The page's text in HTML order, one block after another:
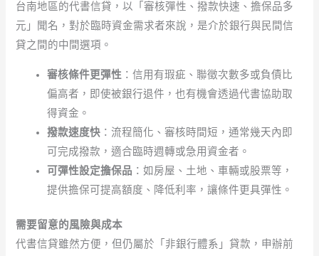
台南地區的代書信貸，以「審核彈性、撥款快速、擔保品多
元」聞名，對於臨時資金需求者來說，是介於銀行與民間信
貸之間的中間選項。
審核條件更彈性 ：信用有瑕疵、聯徵次數多或負債比
偏高者，即使被銀行退件，也有機會透過代書協助取
得資金。
撥款速度快 ：流程簡化、審核時間短，通常幾天內即
可完成撥款，適合臨時週轉或急用資金者。
可彈性設定擔保品 ：如房屋、土地、車輛或股票等，
提供擔保可提高額度、降低利率，讓條件更具彈性。
需要留意的風險與成本
代書信貸雖然方便，但仍屬於「非銀行體系」貸款，申辦前